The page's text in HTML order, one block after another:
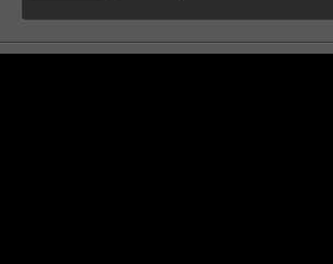
tarjima seryal